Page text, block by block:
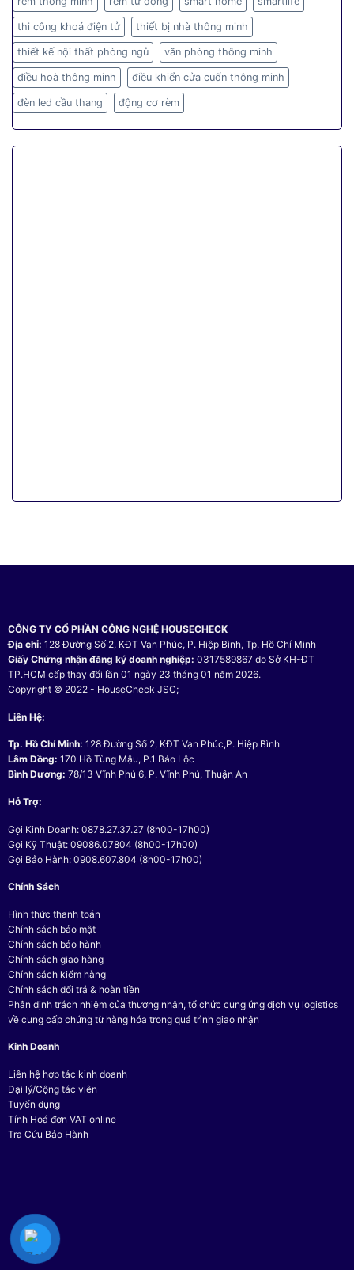
thi công khoá điện tử thiết bị nhà thông minh
thiết kế nội thất phòng ngủ văn phòng thông minh
điều hoà thông minh điều khiển cửa cuốn thông minh
đèn led cầu thang động cơ rèm
CÔNG TY CỔ PHẦN CÔNG NGHỆ HOUSECHECK
Địa chỉ: 128 Đường Số 2, KĐT Vạn Phúc, P. Hiệp Bình, Tp. Hồ Chí Minh
Giấy Chứng nhận đăng ký doanh nghiệp: 0317589867 do Sở KH-ĐT
TP.HCM cấp thay đổi lần 01 ngày 23 tháng 01 năm 2026.
Copyright © 2022 - HouseCheck JSC;
Liên Hệ:
Tp. Hồ Chí Minh: 128 Đường Số 2, KĐT Vạn Phúc,P. Hiệp Bình
Lâm Đồng: 170 Hồ Tùng Mậu, P.1 Bảo Lộc
Bình Dương: 78/13 Vĩnh Phú 6, P. Vĩnh Phú, Thuận An
Hỗ Trợ:
Gọi Kinh Doanh: 0878.27.37.27 (8h00-17h00)
Gọi Kỹ Thuật: 09086.07804 (8h00-17h00)
Gọi Bảo Hành: 0908.607.804 (8h00-17h00)
Chính Sách
Hình thức thanh toán
Chính sách bảo mật
Chính sách bảo hành
Chính sách giao hàng
Chính sách kiểm hàng
Chính sách đổi trả & hoàn tiền
Phân định trách nhiệm của thương nhân, tổ chức cung ứng dịch vụ logistics
về cung cấp chứng từ hàng hóa trong quá trình giao nhận
Kinh Doanh
Liên hệ hợp tác kinh doanh
Đại lý/Cộng tác viên
Tuyển dụng
Tính Hoá đơn VAT online
Tra Cứu Bảo Hành